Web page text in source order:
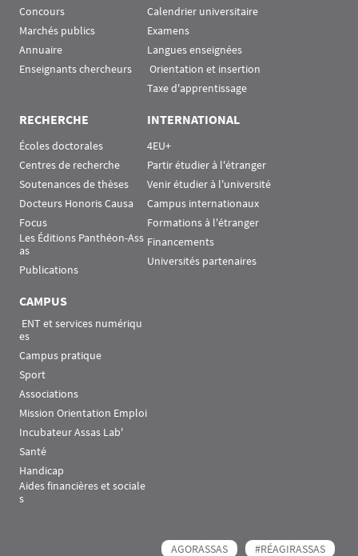
Concours
Marchés publics
Annuaire
Enseignants chercheurs
Calendrier universitaire
Examens
Langues enseignées
Orientation et insertion
Taxe d'apprentissage
RECHERCHE
Écoles doctorales
Centres de recherche
Soutenances de thèses
Docteurs Honoris Causa
Focus
Les Éditions Panthéon-Ass
as
Publications
INTERNATIONAL
4EU+
Partir étudier à l'étranger
Venir étudier à l'université
Campus internationaux
Formations à l'étranger
Financements
Universités partenaires
CAMPUS
es
Campus pratique
Sport
Associations
Mission Orientation Emploi
Incubateur Assas Lab'
Santé
Handicap
Aides financières et sociale
s
AGORASSAS
#RÉAGIRASSAS